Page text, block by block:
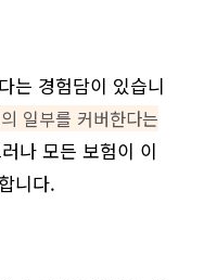
는 경험담이 있습니
일부를 커버한다는
나 모든 보험이 이
니다.